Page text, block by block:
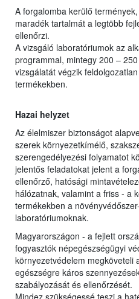
A forgalomba kerülő
maradék tartalmát a legtöbb
ellenőrzi.
A vizsgáló laboratóriumok az
programmal, mintegy 200 –
vizsgálatát végzik
termékekben.
Hazai helyzet
Az élelmiszer biztonságot
szerek környezetkímélő,
szerengedélyezési folyamatot
jelentős feladatokat jelent a
ellenőrző, hatósági
hálózatnak, valamint a friss - a
termékekben a
laboratóriumoknak.
Magyarországon - a fejlett
fogyasztók népegészségügyi
környezetvédelem megköveteli
egészségre káros
szabályozását és ellenőrzését.